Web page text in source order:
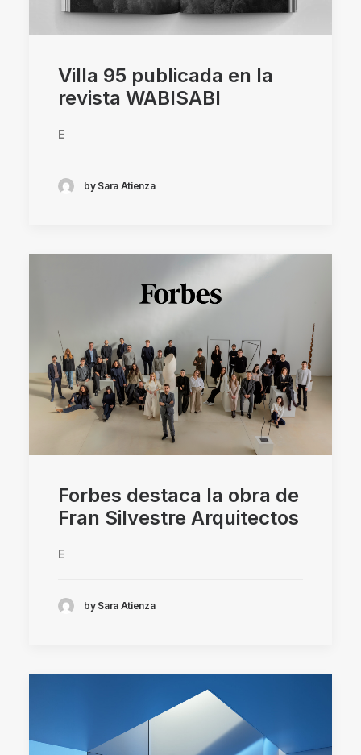
Villa 95 publicada en la
revista WABISABI
E
by Sara Atienza
Forbes destaca la obra de
Fran Silvestre Arquitectos
E
by Sara Atienza